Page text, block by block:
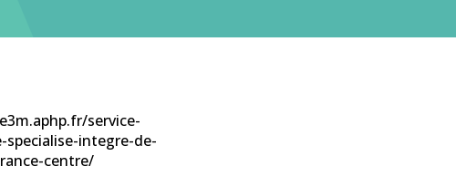
service-
integre-de-
centre/